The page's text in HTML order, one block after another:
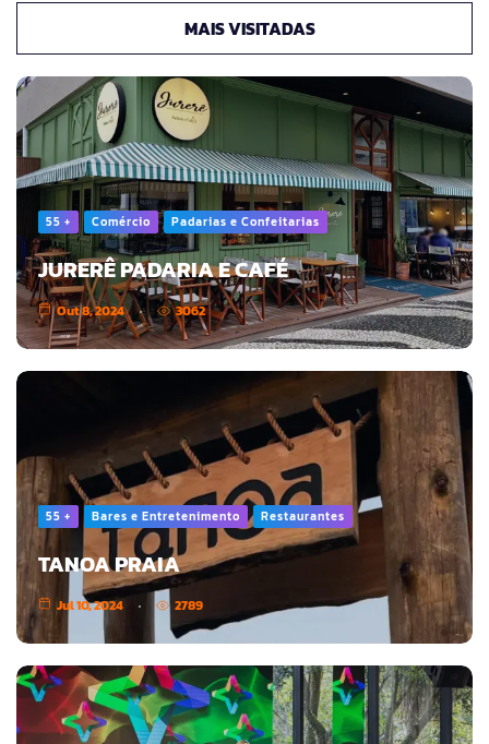
MAIS VISITADAS
55 + Comércio Padarias e Confeitarias
JURERÊ PADARIA E CAFÉ
Out 8, 2024 3062
55 + Bares e Entretenimento Restaurantes
TANOA PRAIA
Jul 10, 2024 2789